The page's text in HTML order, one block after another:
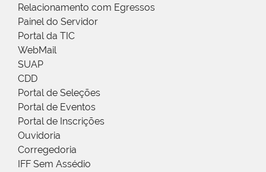
Relacionamento com Egressos
Painel do Servidor
Portal da TIC
WebMail
SUAP
CDD
Portal de Seleções
Portal de Eventos
Portal de Inscrições
Ouvidoria
Corregedoria
IFF Sem Assédio